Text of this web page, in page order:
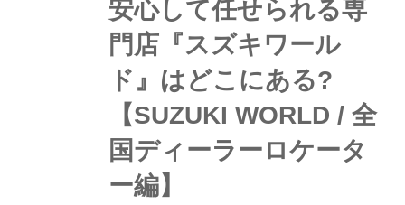
た。(...
安心して任せられる専
門店『スズキワール
ド』はどこにある?
【SUZUKI WORLD / 全
国ディーラーロケータ
ー編】